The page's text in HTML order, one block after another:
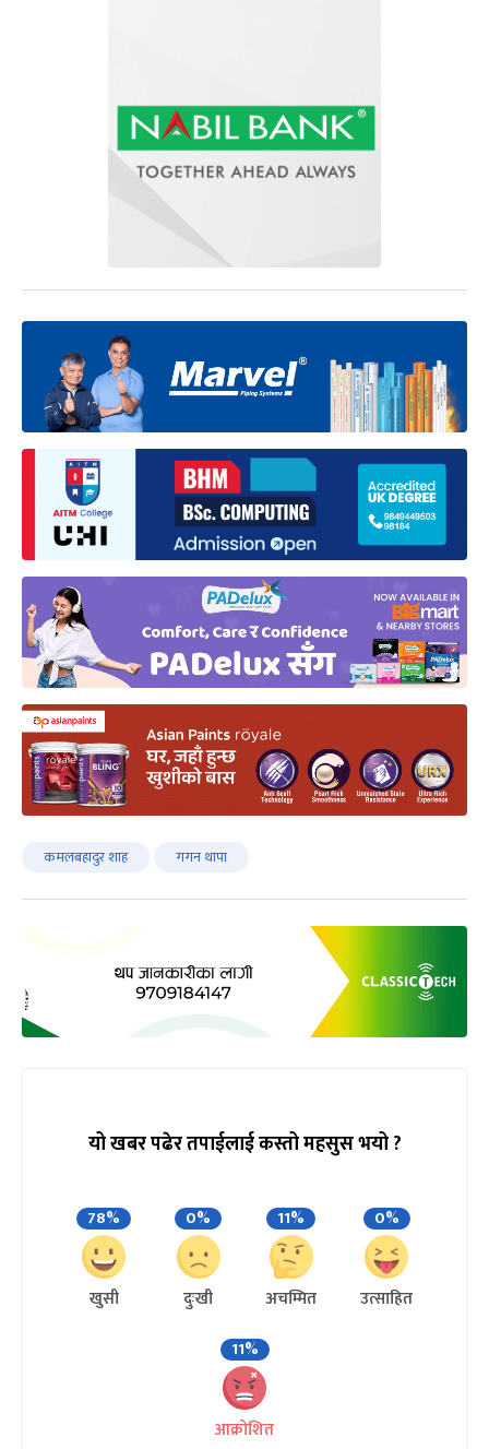
कमलबहादुर शाह गगन थापा
यो खबर पढेर तपाईलाई कस्तो महसुस भयो ?
78%
खुसी
0%
दुःखी
11%
अचम्मित
0%
उत्साहित
11%
आक्रोशित